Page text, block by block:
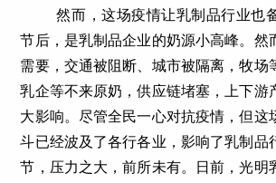
然而，这场疫情让乳制品行业也
节后，是乳制品企业的奶源小高峰。然
需要，交通被阻断、城市被隔离，牧场
乳企等不来原奶，供应链堵塞，上下游
大影响。尽管全民一心对抗疫情，但这
斗已经波及了各行各业，影响了乳制品
节，压力之大，前所未有。日前，光明